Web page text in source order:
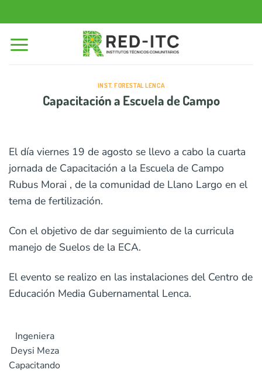
al
contenido
INST. FORESTAL LENCA
Capacitación a Escuela de Campo
El día viernes 19 de agosto se llevo a cabo la cuarta
jornada de Capacitación a la Escuela de Campo
Rubus Morai , de la comunidad de Llano Largo en el
tema de fertilización.
Con el objetivo de dar seguimiento de la curricula
manejo de Suelos de la ECA.
El evento se realizo en las instalaciones del Centro de
Educación Media Gubernamental Lenca.
Ingeniera
Deysi Meza
Capacitando